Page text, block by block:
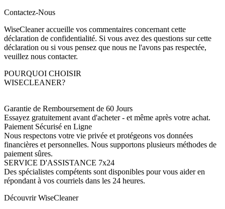
Contactez-Nous
WiseCleaner accueille vos commentaires concernant cette
déclaration de confidentialité. Si vous avez des questions sur cette
déclaration ou si vous pensez que nous ne l'avons pas respectée,
veuillez nous contacter.
POURQUOI CHOISIR
WISECLEANER?
Garantie de Remboursement de 60 Jours
Essayez gratuitement avant d'acheter - et même après votre achat.
Paiement Sécurisé en Ligne
Nous respectons votre vie privée et protégeons vos données
financières et personnelles. Nous supportons plusieurs méthodes de
paiement sûres.
SERVICE D'ASSISTANCE 7x24
Des spécialistes compétents sont disponibles pour vous aider en
répondant à vos courriels dans les 24 heures.
Découvrir WiseCleaner